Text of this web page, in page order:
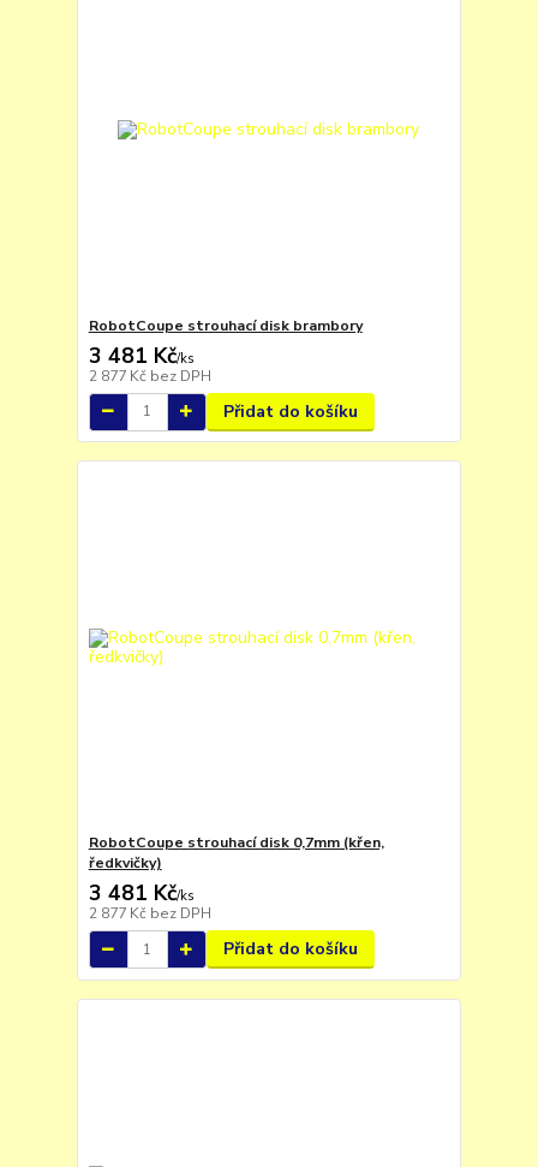
RobotCoupe strouhací disk brambory
3 481 Kč/ks
2 877 Kč bez DPH
Přidat do košíku
RobotCoupe strouhací disk 0,7mm (křen,
ředkvičky)
3 481 Kč/ks
2 877 Kč bez DPH
Přidat do košíku